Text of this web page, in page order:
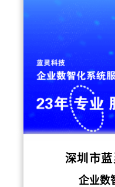
深圳市
企业数